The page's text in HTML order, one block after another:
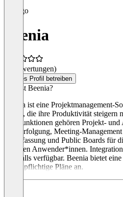
Beenia
(0 Bewertungen)
Dieses Profil betreiben
Was ist Beenia?
Beenia ist eine Projektmanagement-
richtet, die ihre Produktivität steigern
Kernfunktionen gehören Projekt- und
Zielverfolgung, Meeting-
Zeiterfassung und Public Boards für
externen Anwender*innen.
ebenfalls verfügbar. Beenia bietet
kostenpflichtige Pläne an.